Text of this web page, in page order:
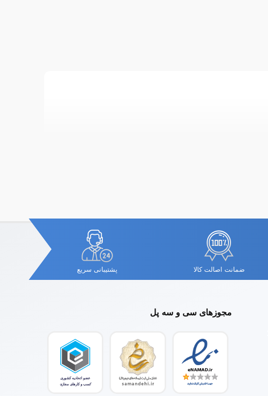
ضمانت اصالت کالا پشتیبانی سریع
مجوزهای سی و سه پل